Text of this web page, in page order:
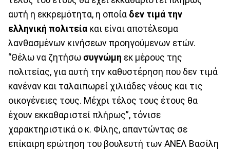
αυτή η εκκρεμότητα, η οποία δεν τιμά την
ελληνική πολιτεία και είναι αποτέλεσμα
λανθασμένων κινήσεων προηγούμενων ετών.
“Θέλω να ζητήσω συγνώμη εκ μέρους της
πολιτείας, για αυτή την καθυστέρηση που δεν τιμά
κανέναν και ταλαιπωρεί χιλιάδες νέους και τις
οικογένειες τους. Μέχρι τέλος τους έτους θα
έχουν εκκαθαριστεί πλήρως”, τόνισε
χαρακτηριστικά ο κ. Φίλης, απαντώντας σε
επίκαιρη ερώτηση του βουλευτή των ΑΝΕΛ Βασίλη